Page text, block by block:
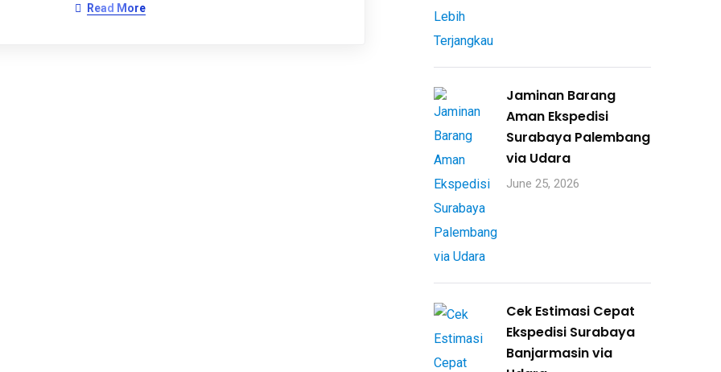
Read More
Jaminan Barang
Aman Ekspedisi
Surabaya Palembang
via Udara
June 25, 2026
Cek Estimasi Cepat
Ekspedisi Surabaya
Banjarmasin via